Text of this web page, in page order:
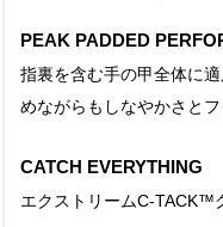
PEAK PADDED
指裏を含む手の甲全体に
めながらもしなやかさとフ
CATCH EVERYTHING
エクストリームC-TACK™